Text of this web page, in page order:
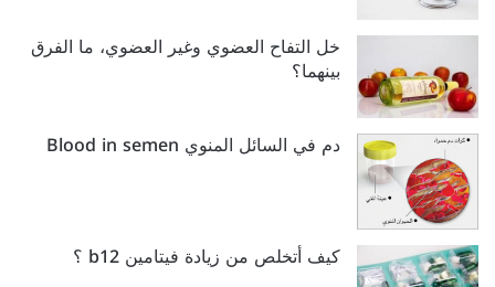
خل التفاح العضوي وغير العضوي، ما الفرق
بينهما؟
دم في السائل المنوي Blood in semen
كيف أتخلص من زيادة فيتامين b12 ؟